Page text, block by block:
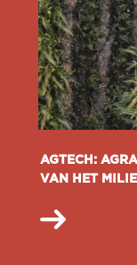
AGTECH:
VAN HET